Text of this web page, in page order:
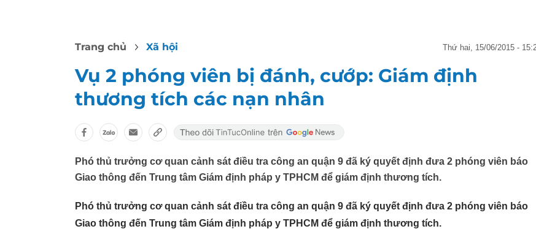
Trang chủ Xã hội thứ hai, 15/06/2015 -
Vụ 2 phóng viên bị đánh, cướp: Giám định
thương tích các nạn nhân
Phó thủ trưởng cơ quan cảnh sát điều tra công an quận 9 đã ký quyết định đưa 2 phóng viên báo
Giao thông đến Trung tâm Giám định pháp y TPHCM để giám định thương tích.
Phó thủ trưởng cơ quan cảnh sát điều tra công an quận 9 đã ký quyết định đưa 2 phóng viên báo
Giao thông đến Trung tâm Giám định pháp y TPHCM để giám định thương tích.